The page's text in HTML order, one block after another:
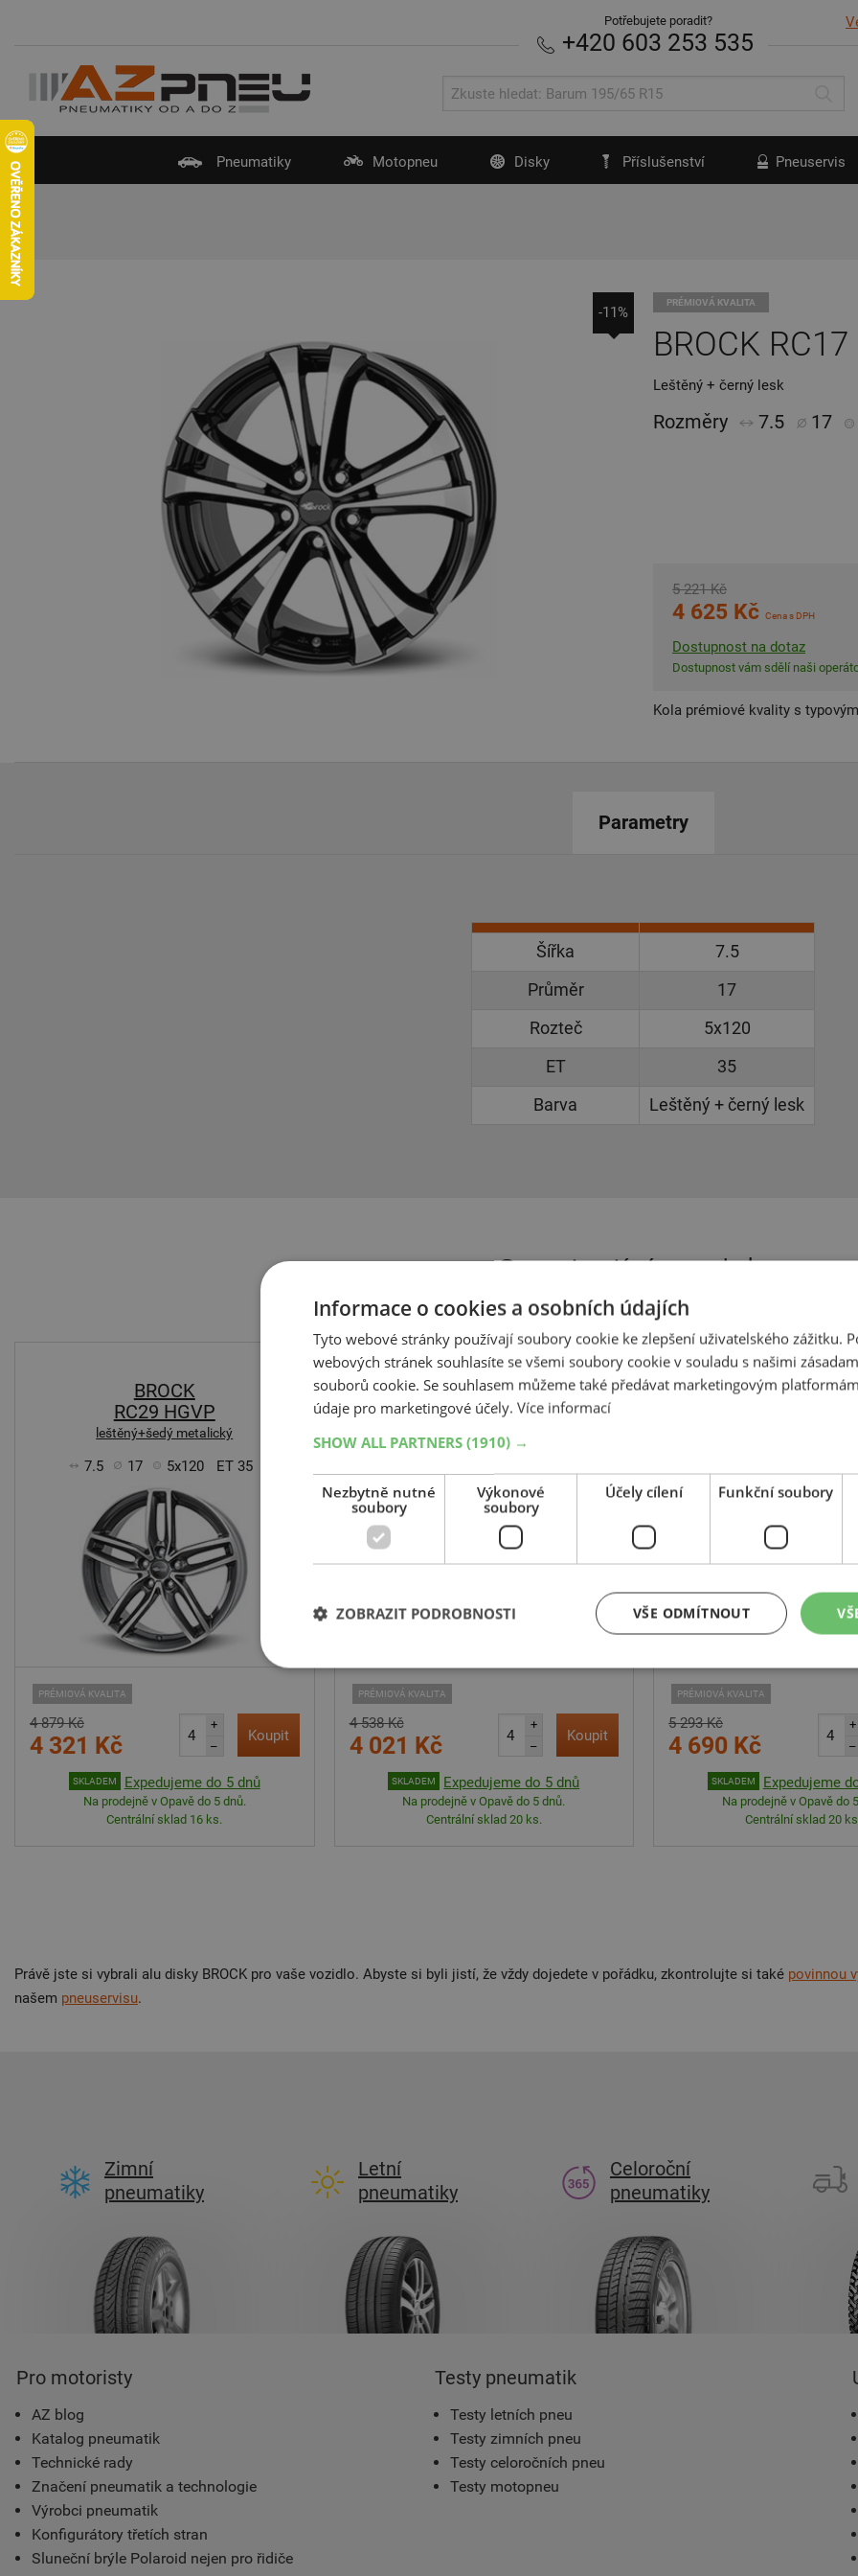
Potřebujete poradit?
+420 603 253 535
Pneumatiky Motopneu Disky Příslušenství Pneuservis
PRÉMIOVÁ KVALITA
BROCK
Leštěný + černý lesk
Rozměry 7.5 17
5 221 Kč
4 625 Kč Cena s DPH
Dostupnost na dotaz
Dostupnost vám sdělí naši
Kola prémiové kvality s
-11%
Parametry
Šířka
7.5
Průměr
17
Rozteč
5x120
ET
35
Barva
Leštěný + černý lesk
Související produkty
BROCK
RC29 HGVP
leštěný+šedý metalický
7.5 17 5x120 ET 35
PRÉMIOVÁ KVALITA
4 879 Kč
4 321 Kč
+
–
Koupit
SKLADEM Expedujeme do 5 dnů
Na prodejně v Opavě do 5 dnů.
Centrální sklad 16 ks.
-11%
BROCK
RC29
PRÉMIOVÁ KVALITA
4 538 Kč
4 021 Kč
+
–
Koupit
SKLADEM Expedujeme do 5 dnů
Na prodejně v Opavě do 5 dnů.
Centrální sklad 20 ks.
BROCK
PRÉMIOVÁ KVALITA
5 293 Kč
4 690 Kč
+
–
SKLADEM Expedujeme
Na prodejně v Opavě do
Centrální sklad 20
Právě jste si vybrali alu disky BROCK pro vaše vozidlo. Abyste si byli jistí, že vždy dojedete v pořádku, zkontrolujte si také povinnou
našem pneuservisu.
Zimní
pneumatiky
Letní
pneumatiky
Celoroční
pneumatiky
Pro motoristy
AZ blog
Katalog pneumatik
Technické rady
Značení pneumatik a technologie
Výrobci pneumatik
Konfigurátory třetích stran
Sluneční brýle Polaroid nejen pro řidiče
Testy pneumatik
Testy letních pneu
Testy zimních pneu
Testy celoročních pneu
Testy motopneu
Informace o cookies a osobních údajích
Tyto webové stránky používají soubory cookie ke zlepšení uživatelského zážitku.
webových stránek souhlasíte se všemi soubory cookie v souladu s našimi
souborů cookie. Se souhlasem můžeme také předávat marketingovým
údaje pro marketingové účely. Více informací
SHOW ALL PARTNERS (1910) →
Nezbytně nutné
soubory
Výkonové
soubory
Účely cílení Funkční soubory
VŠE ODMÍTNOUT
ZOBRAZIT PODROBNOSTI